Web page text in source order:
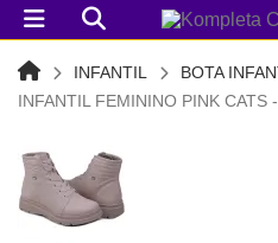
INFANTIL BOTA
INFANTIL FEMININO PINK CATS